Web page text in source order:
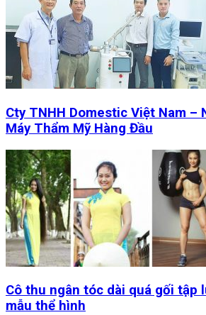
Cty TNHH Domestic Việt Nam –
Máy Thẩm Mỹ Hàng Đầu
Cô thu ngân tóc dài quá gối tập
mẫu thể hình